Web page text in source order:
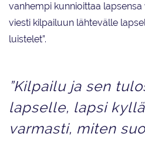
vanhempi kunnioittaa lapsensa
viesti kilpailuun lähtevälle
luistelet”.
”Kilpailu ja sen
lapselle, lapsi
varmasti, miten